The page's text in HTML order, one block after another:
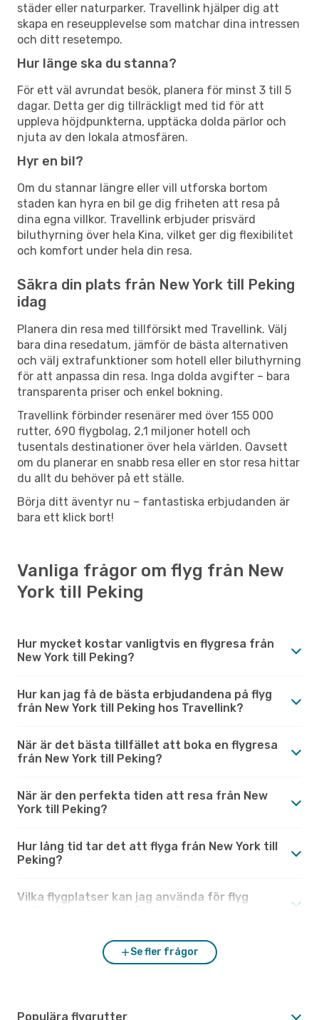
städer eller naturparker. Travellink hjälper dig att
skapa en reseupplevelse som matchar dina intressen
och ditt resetempo.
Hur länge ska du stanna?
För ett väl avrundat besök, planera för minst 3 till 5
dagar. Detta ger dig tillräckligt med tid för att
uppleva höjdpunkterna, upptäcka dolda pärlor och
njuta av den lokala atmosfären.
Hyr en bil?
Om du stannar längre eller vill utforska bortom
staden kan hyra en bil ge dig friheten att resa på
dina egna villkor. Travellink erbjuder prisvärd
biluthyrning över hela Kina, vilket ger dig flexibilitet
och komfort under hela din resa.
Säkra din plats från New York till Peking
idag
Planera din resa med tillförsikt med Travellink. Välj
bara dina resedatum, jämför de bästa alternativen
och välj extrafunktioner som hotell eller biluthyrning
för att anpassa din resa. Inga dolda avgifter – bara
transparenta priser och enkel bokning.
Travellink förbinder resenärer med över 155 000
rutter, 690 flygbolag, 2,1 miljoner hotell och
tusentals destinationer över hela världen. Oavsett
om du planerar en snabb resa eller en stor resa hittar
du allt du behöver på ett ställe.
Börja ditt äventyr nu – fantastiska erbjudanden är
bara ett klick bort!
Vanliga frågor om flyg från New
York till Peking
Hur mycket kostar vanligtvis en flygresa från
New York till Peking?
Hur kan jag få de bästa erbjudandena på flyg
från New York till Peking hos Travellink?
När är det bästa tillfället att boka en flygresa
från New York till Peking?
När är den perfekta tiden att resa från New
York till Peking?
Hur lång tid tar det att flyga från New York till
Peking?
Vilka flygplatser kan jag använda för flyg
Se fler frågor
Populära flygrutter